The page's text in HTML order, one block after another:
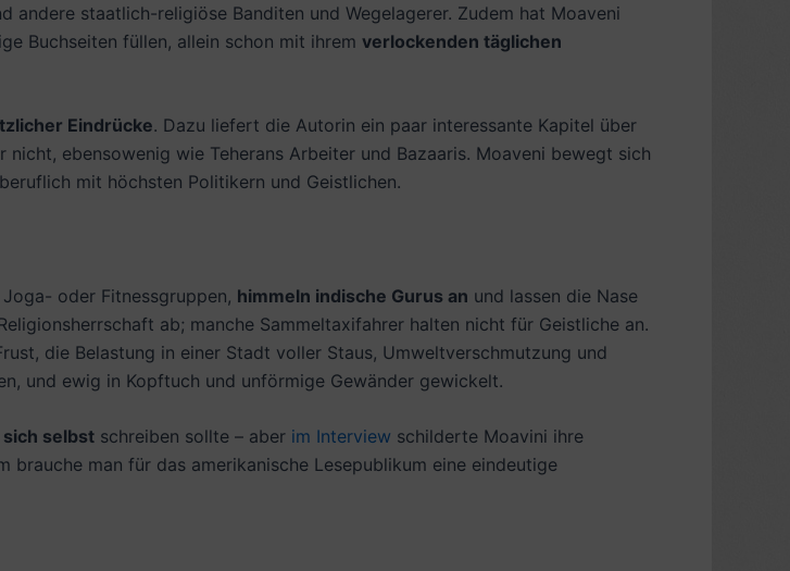
staatlich-religiöse Banditen und Wegelagerer. Zudem hat Moaveni
Buchseiten füllen, allein schon mit ihrem verlockenden täglichen
Eindrücke. Dazu liefert die Autorin ein paar interessante Kapitel über
nicht, ebensowenig wie Teherans Arbeiter und Bazaaris. Moaveni bewegt sich
mit höchsten Politikern und Geistlichen.
oder Fitnessgruppen, himmeln indische Gurus an und lassen die Nase
ab; manche Sammeltaxifahrer halten nicht für Geistliche an.
die Belastung in einer Stadt voller Staus, Umweltverschmutzung und
und ewig in Kopftuch und unförmige Gewänder gewickelt.
selbst schreiben sollte – aber im Interview schilderte Moavini ihre
brauche man für das amerikanische Lesepublikum eine eindeutige